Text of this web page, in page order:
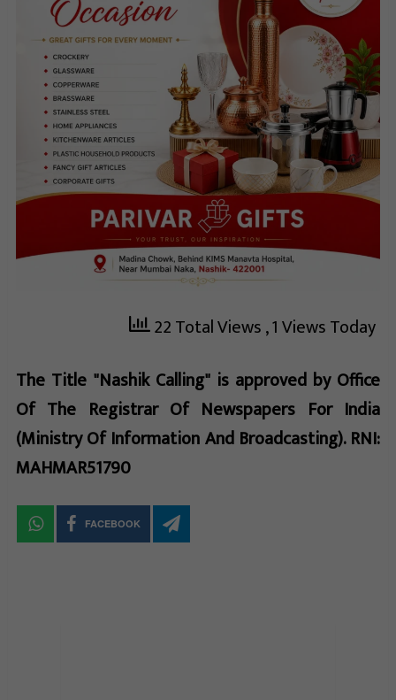
22 Total Views, 1 Views Today
The Title "Nashik Calling" is approved by Office
Of The Registrar Of Newspapers For India
(Ministry Of Information And Broadcasting). RNI:
MAHMAR51790
FACEBOOK